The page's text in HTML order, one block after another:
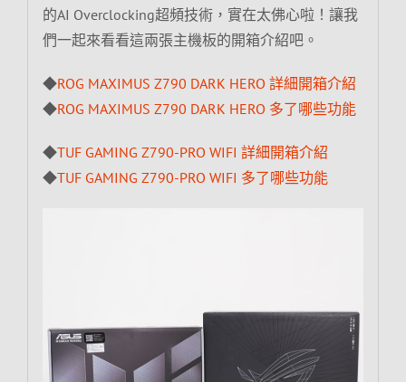
的AI Overclocking超頻技術，實在太佛心啦！讓我
們一起來看看這兩張主機板的開箱介紹吧。
◆ROG MAXIMUS Z790 DARK HERO 詳細開箱介紹
◆ROG MAXIMUS Z790 DARK HERO 多了哪些功能
◆TUF GAMING Z790-PRO WIFI 詳細開箱介紹
◆TUF GAMING Z790-PRO WIFI 多了哪些功能